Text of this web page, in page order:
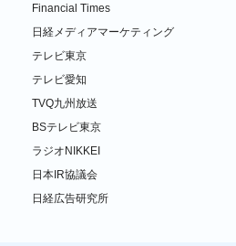
Financial Times
日経メディアマーケティング
テレビ東京
テレビ愛知
TVQ九州放送
BSテレビ東京
ラジオNIKKEI
日本IR協議会
日経広告研究所